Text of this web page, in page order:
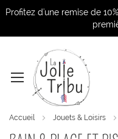
Profitez d'une remise de
Accueil Jouets & Loisirs